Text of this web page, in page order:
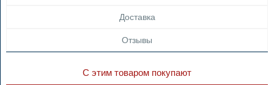
Доставка
Отзывы
С этим товаром покупают